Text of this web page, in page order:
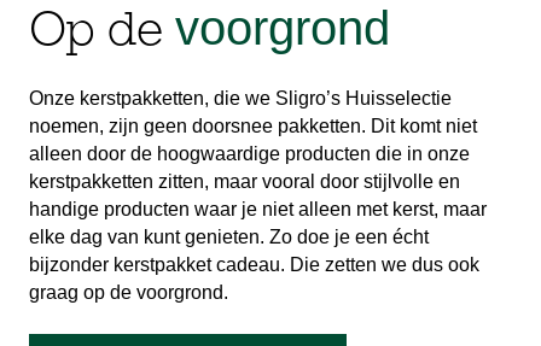
Op de voorgrond
Onze kerstpakketten, die we Sligro’s Huisselectie
noemen, zijn geen doorsnee pakketten. Dit komt niet
alleen door de hoogwaardige producten die in onze
kerstpakketten zitten, maar vooral door stijlvolle en
handige producten waar je niet alleen met kerst, maar
elke dag van kunt genieten. Zo doe je een écht
bijzonder kerstpakket cadeau. Die zetten we dus ook
graag op de voorgrond.